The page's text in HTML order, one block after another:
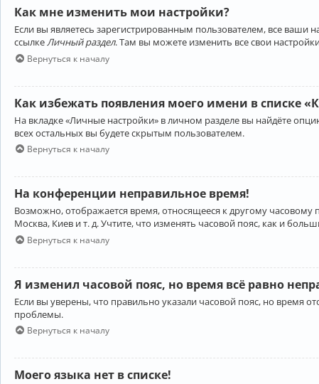
Как мне изменить мои настройки?
Если вы являетесь зарегистрированным пользователем, все
ссылкеЛичный раздел. Там вы можете изменить все свои
Вернуться к началу
Как избежать появления моего имени в списке
На вкладке «Личные настройки» в личном разделе вы найдёте
всех остальных вы будете скрытым пользователем.
Вернуться к началу
На конференции неправильное время!
Возможно, отображается время, относящееся к другому часовому
Москва, Киев и т. д. Учтите, что изменять часовой пояс, как и
Вернуться к началу
Я изменил часовой пояс, но время всё равно
Если вы уверены, что правильно указали часовой пояс, но время
проблемы.
Вернуться к началу
Моего языка нет в списке!